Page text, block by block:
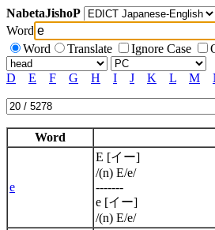
NabetaJishoP
Word
Word
Translate Ignore Case
D
E F G H I J K L M
Word
e
E [イー]
/(n) E/e/
-------
e [イー]
/(n) E/e/